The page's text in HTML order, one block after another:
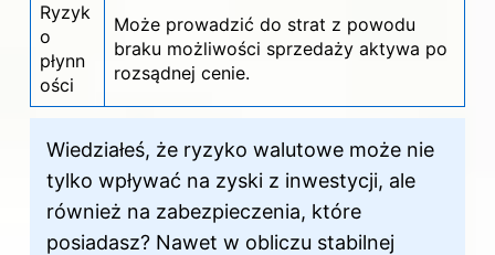
Ryzyk
o
płynn
ości
Może prowadzić do strat z powodu
braku możliwości sprzedaży aktywa po
rozsądnej cenie.
Wiedziałeś, że ryzyko walutowe może nie
tylko wpływać na zyski z inwestycji, ale
również na zabezpieczenia, które
posiadasz? Nawet w obliczu stabilnej